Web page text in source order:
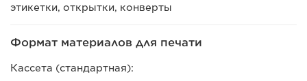
этикетки, открытки, конверты
Формат материалов для печати
Кассета (стандартная):